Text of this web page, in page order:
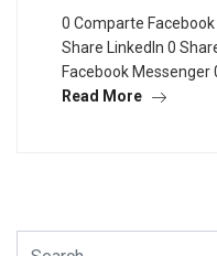
0 Comparte
Share LinkedIn 0
Facebook Messenger
Read More